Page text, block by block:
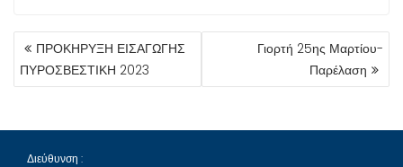
ΠΛΟΉΓΗΣΗ
ΆΡΘΡΩΝ
ΠΡΟΚΗΡΥΞΗ ΕΙΣΑΓΩΓΗΣ
ΠΥΡΟΣΒΕΣΤΙΚΗ 2023
Γιορτή 25ης Μαρτίου-
Παρέλαση
Διεύθυνση :